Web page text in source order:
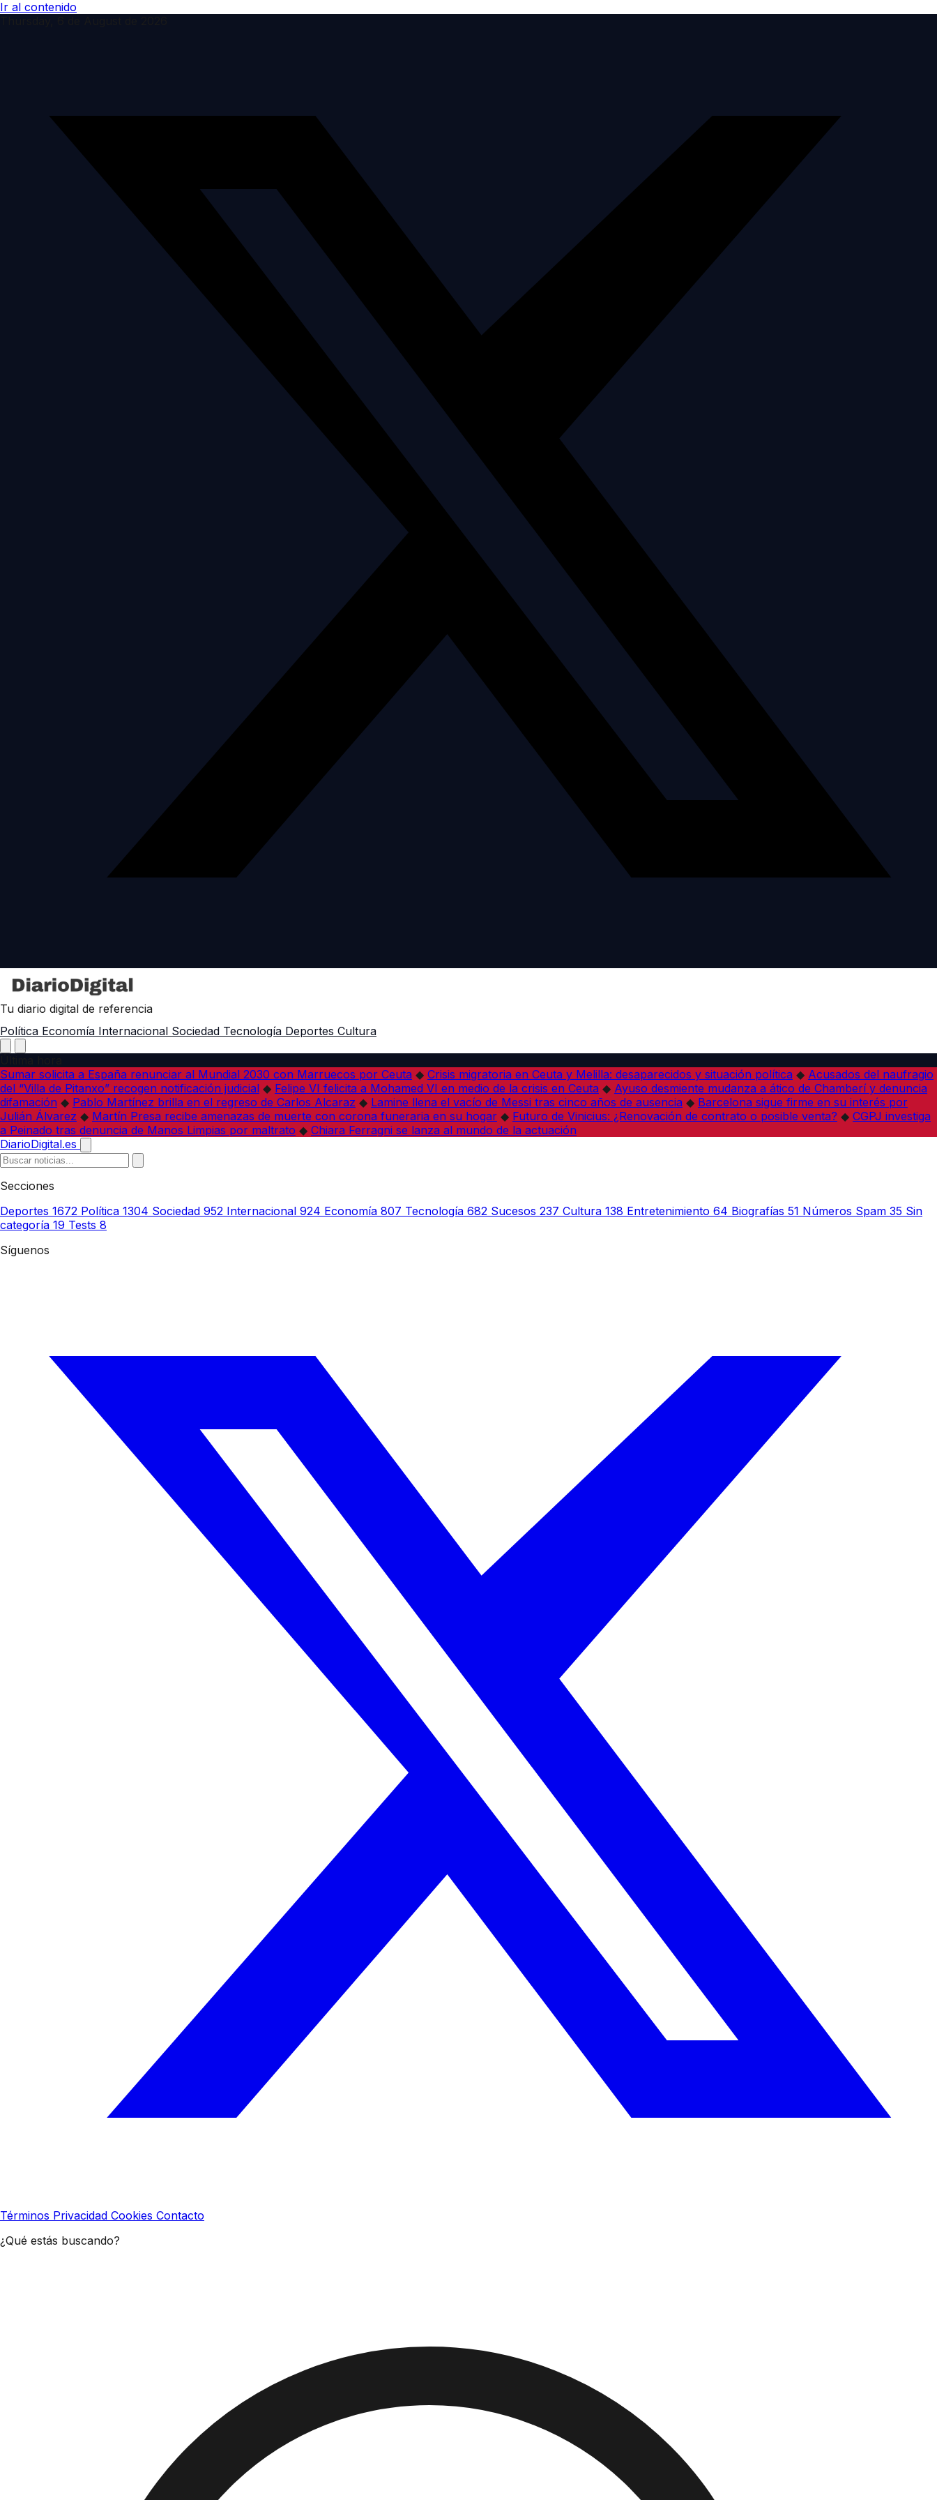
Ir al contenido
Tu diario digital de referencia
Política Economía Internacional Sociedad Tecnología Deportes Cultura
Sumar solicita a España renunciar al Mundial 2030 con Marruecos por Ceuta ◆ Crisis migratoria en Ceuta y Melilla: desaparecidos y situación política ◆ Acusados del naufragio
del “Villa de Pitanxo” recogen notificación judicial ◆ Felipe VI felicita a Mohamed VI en medio de la crisis en Ceuta ◆ Ayuso desmiente mudanza a ático de Chamberí y denuncia
difamación ◆ Pablo Martínez brilla en el regreso de Carlos Alcaraz ◆ Lamine llena el vacío de Messi tras cinco años de ausencia ◆ Barcelona sigue firme en su interés por
Julián Álvarez ◆ Martín Presa recibe amenazas de muerte con corona funeraria en su hogar ◆ Futuro de Vinicius: ¿Renovación de contrato o posible venta? ◆ CGPJ investiga
a Peinado tras denuncia de Manos Limpias por maltrato ◆ Chiara Ferragni se lanza al mundo de la actuación
DiarioDigital.es
Secciones
Deportes 1672 Política 1304 Sociedad 952 Internacional 924 Economía 807 Tecnología 682 Sucesos 237 Cultura 138 Entretenimiento 64 Biografías 51 Números Spam 35 Sin
categoría 19 Tests 8
Síguenos
Términos Privacidad Cookies Contacto
¿Qué estás buscando?